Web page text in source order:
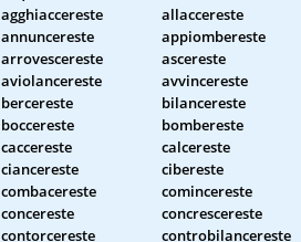
agghiaccereste
allaccereste
annuncereste
appiombereste
arrovescereste
ascereste
aviolancereste
avvincereste
bercereste
bilancereste
boccereste
bombereste
caccereste
calcereste
ciancereste
cibereste
combacereste
comincereste
concereste
concrescereste
contorcereste
controbilancereste